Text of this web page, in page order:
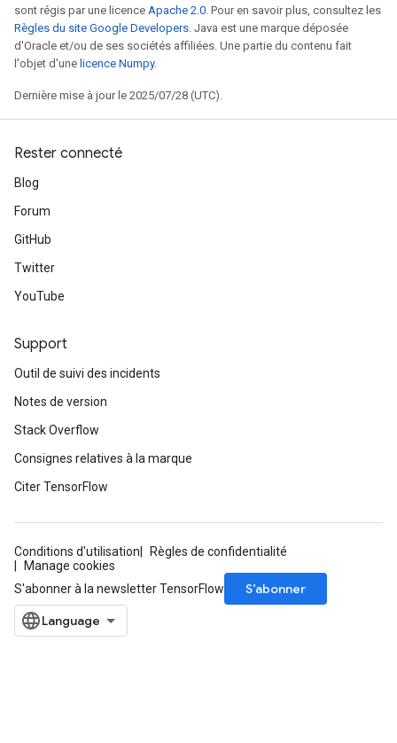
sont régis par une licence Apache 2.0. Pour en savoir plus, consultez les
Règles du site Google Developers. Java est une marque déposée
d'Oracle et/ou de ses sociétés affiliées. Une partie du contenu fait
l'objet d'une licence Numpy.
Dernière mise à jour le 2025/07/28 (UTC).
Rester connecté
Blog
Forum
GitHub
Twitter
YouTube
Support
Outil de suivi des incidents
Notes de version
Stack Overflow
Consignes relatives à la marque
Citer TensorFlow
Conditions d'utilisation
Règles de confidentialité
Manage cookies
S'abonner à la newsletter TensorFlow
S’abonner